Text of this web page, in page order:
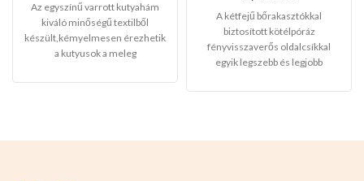
Az egyszínű varrott kutyahám
kiváló minőségű textilből
készült,kémyelmesen érezhetik
a kutyusok a meleg
kedvencei lesz a
méret)
A kétfejű bőrakasztókkal
biztosított kötélpóráz
fényvisszaverős oldalcsíkkal
egyik legszebb és legjobb
már egy kézzel tudják vezetni a
mást.Maximálisan bírja a kutyák